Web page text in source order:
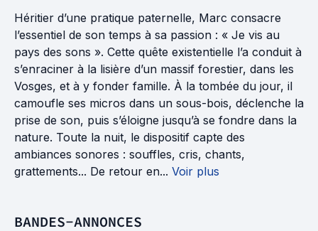
Héritier d’une pratique paternelle, Marc consacre
l’essentiel de son temps à sa passion : « Je vis au
pays des sons ». Cette quête existentielle l’a conduit à
s’enraciner à la lisière d’un massif forestier, dans les
Vosges, et à y fonder famille. À la tombée du jour, il
camoufle ses micros dans un sous-bois, déclenche la
prise de son, puis s’éloigne jusqu’à se fondre dans la
nature. Toute la nuit, le dispositif capte des
ambiances sonores : souffles, cris, chants,
grattements... De retour en... Voir plus
BANDES-ANNONCES